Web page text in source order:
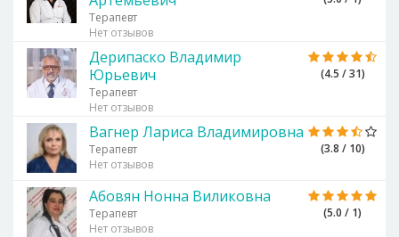
Терапевт
Нет отзывов
(4.5 / 31)
Дерипаско Владимир
Юрьевич
Терапевт
Нет отзывов
(3.8 / 10)
Вагнер Лариса Владимировна
Терапевт
Нет отзывов
(5.0 / 1)
Абовян Нонна Виликовна
Терапевт
Нет отзывов